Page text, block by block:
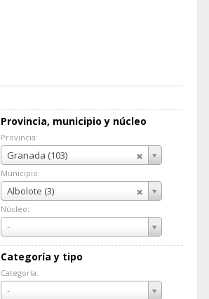
Provincia, municipio y núcleo
Provincia:
Granada (103)
Provincia:
Municipio:
Albolote (3)
Municipio:
Núcleo:
-
Núcleo:
Categoría y tipo
Categoría:
-
Categoría: